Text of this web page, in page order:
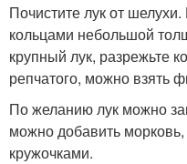
Почистите лук от
кольцами небольшой
крупный лук, разрежьте
репчатого, можно взять
По желанию лук можно
можно добавить
кружочками.